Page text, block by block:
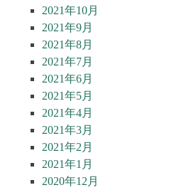
2021年10月
2021年9月
2021年8月
2021年7月
2021年6月
2021年5月
2021年4月
2021年3月
2021年2月
2021年1月
2020年12月